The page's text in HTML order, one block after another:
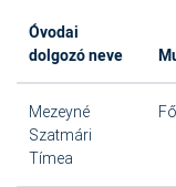
Óvodai
dolgozó neve
Mezeyné
Szatmári
Tímea